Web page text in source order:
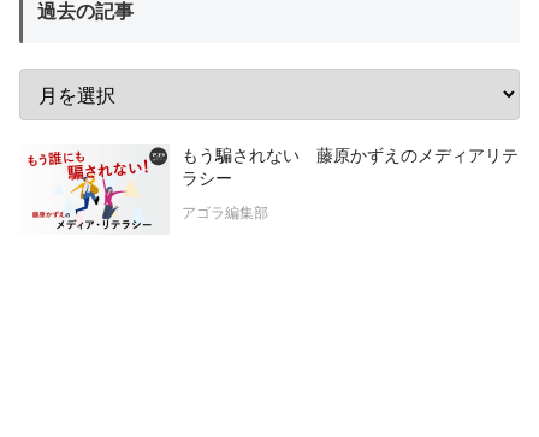
過去の記事
もう騙されない 藤原かずえのメディアリテ
ラシー
アゴラ編集部